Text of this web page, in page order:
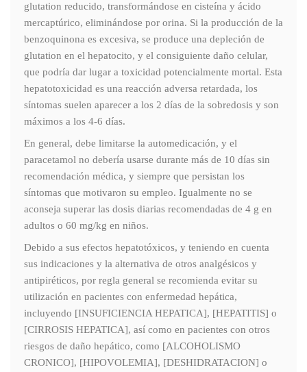
glutation reducido, transformándose en cisteína y ácido
mercaptúrico, eliminándose por orina. Si la producción de la
benzoquinona es excesiva, se produce una depleción de
glutation en el hepatocito, y el consiguiente daño celular,
que podría dar lugar a toxicidad potencialmente mortal. Esta
hepatotoxicidad es una reacción adversa retardada, los
síntomas suelen aparecer a los 2 días de la sobredosis y son
máximos a los 4-6 días.
En general, debe limitarse la automedicación, y el
paracetamol no debería usarse durante más de 10 días sin
recomendación médica, y siempre que persistan los
síntomas que motivaron su empleo. Igualmente no se
aconseja superar las dosis diarias recomendadas de 4 g en
adultos o 60 mg/kg en niños.
Debido a sus efectos hepatotóxicos, y teniendo en cuenta
sus indicaciones y la alternativa de otros analgésicos y
antipiréticos, por regla general se recomienda evitar su
utilización en pacientes con enfermedad hepática,
incluyendo [INSUFICIENCIA HEPATICA], [HEPATITIS] o
[CIRROSIS HEPATICA], así como en pacientes con otros
riesgos de daño hepático, como [ALCOHOLISMO
CRONICO], [HIPOVOLEMIA], [DESHIDRATACION] o